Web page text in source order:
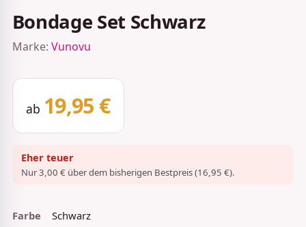
Bondage Set Schwarz
Marke: Vunovu
ab 19,95 €
Eher teuer
Nur 3,00 € über dem bisherigen Bestpreis (16,95 €).
Farbe Schwarz